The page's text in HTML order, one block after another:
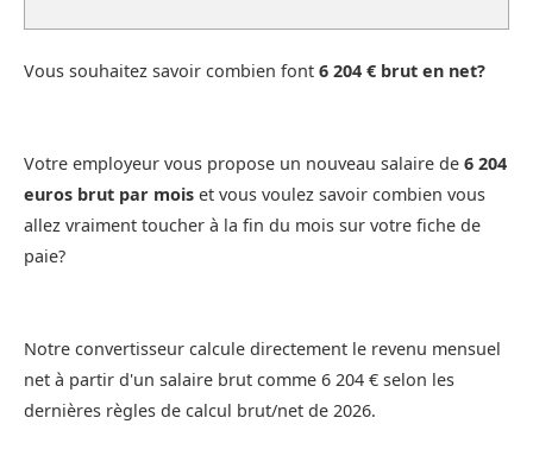
Vous souhaitez savoir combien font 6 204 € brut en net?
Votre employeur vous propose un nouveau salaire de 6 204
euros brut par mois et vous voulez savoir combien vous
allez vraiment toucher à la fin du mois sur votre fiche de
paie?
Notre convertisseur calcule directement le revenu mensuel
net à partir d'un salaire brut comme 6 204 € selon les
dernières règles de calcul brut/net de 2026.